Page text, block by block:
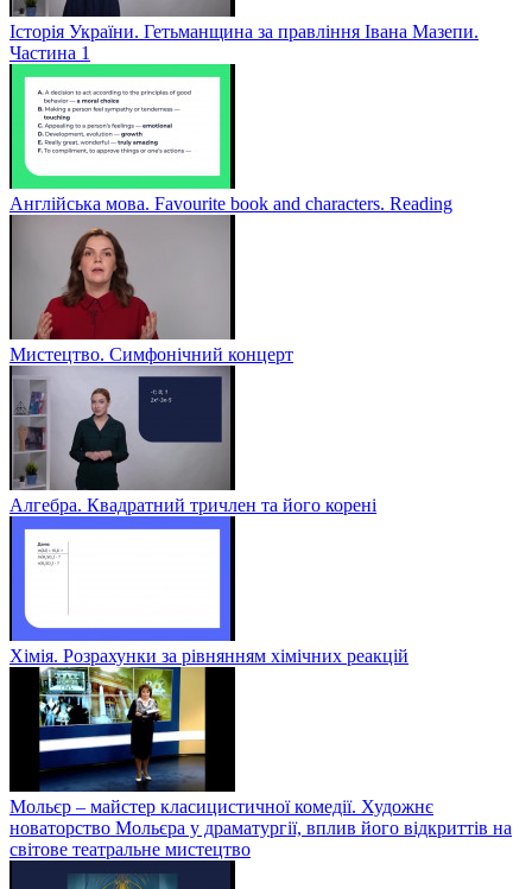
Історія України. Гетьманщина за правління Івана Мазепи.
Частина 1
Англійська мова. Favourite book and characters. Reading
Мистецтво. Симфонічний концерт
Алгебра. Квадратний тричлен та його корені
Хімія. Розрахунки за рівнянням хімічних реакцій
Мольєр – майстер класицистичної комедії. Художнє
новаторство Мольєра у драматургії, вплив його відкриттів на
світове театральне мистецтво